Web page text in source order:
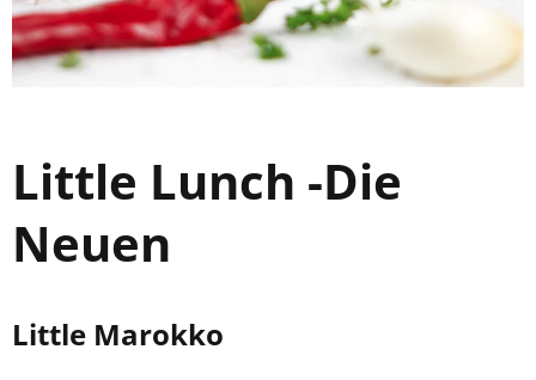
Little Lunch -Die
Neuen
Little Marokko